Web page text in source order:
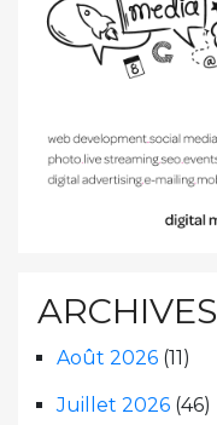
ARCHIVES
Août 2026 (11)
Juillet 2026 (46)